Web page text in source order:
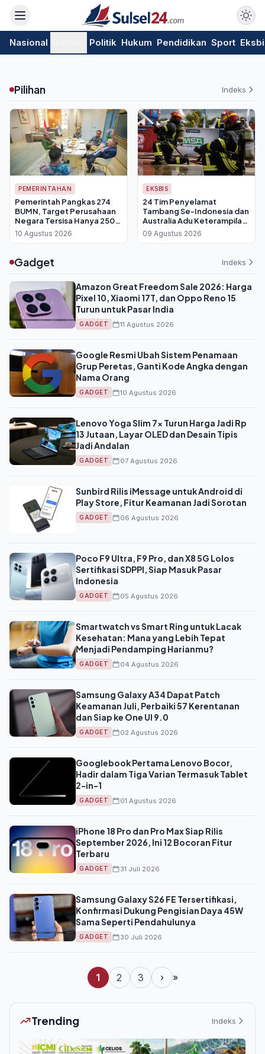
Nasional Politik Hukum Pendidikan Sport
Pilihan Indeks
PEMERINTAHAN
Pemerintah Pangkas 274
BUMN, Target Perusahaan
Negara Tersisa Hanya 250
Entitas
10 Agustus 2026
EKSBIS
24 Tim Penyelamat
Tambang Se-Indonesia dan
Australia Adu Keterampilan
di IMERC 2026, MSA
Indonesia Siap Perkuat
09 Agustus 2026
Gadget Indeks
Amazon Great Freedom Sale 2026: Harga
Pixel 10, Xiaomi 17T, dan Oppo Reno 15
Turun untuk Pasar India
GADGET 11 Agustus 2026
Google Resmi Ubah Sistem Penamaan
Grup Peretas, Ganti Kode Angka dengan
Nama Orang
GADGET 10 Agustus 2026
Lenovo Yoga Slim 7x Turun Harga Jadi Rp
13 Jutaan, Layar OLED dan Desain Tipis
Jadi Andalan
GADGET 07 Agustus 2026
Sunbird Rilis iMessage untuk Android di
Play Store, Fitur Keamanan Jadi Sorotan
GADGET 06 Agustus 2026
Poco F9 Ultra, F9 Pro, dan X8 5G Lolos
Sertifikasi SDPPI, Siap Masuk Pasar
Indonesia
GADGET 05 Agustus 2026
Smartwatch vs Smart Ring untuk Lacak
Kesehatan: Mana yang Lebih Tepat
Menjadi Pendamping Harianmu?
GADGET 04 Agustus 2026
Samsung Galaxy A34 Dapat Patch
Keamanan Juli, Perbaiki 57 Kerentanan
dan Siap ke One UI 9.0
GADGET 02 Agustus 2026
Googlebook Pertama Lenovo Bocor,
Hadir dalam Tiga Varian Termasuk Tablet
2-in-1
GADGET 01 Agustus 2026
iPhone 18 Pro dan Pro Max Siap Rilis
September 2026, Ini 12 Bocoran Fitur
Terbaru
GADGET 31 Juli 2026
Samsung Galaxy S26 FE Tersertifikasi,
Konfirmasi Dukung Pengisian Daya 45W
Sama Seperti Pendahulunya
GADGET 30 Juli 2026
1 2 3 › »
Trending Indeks